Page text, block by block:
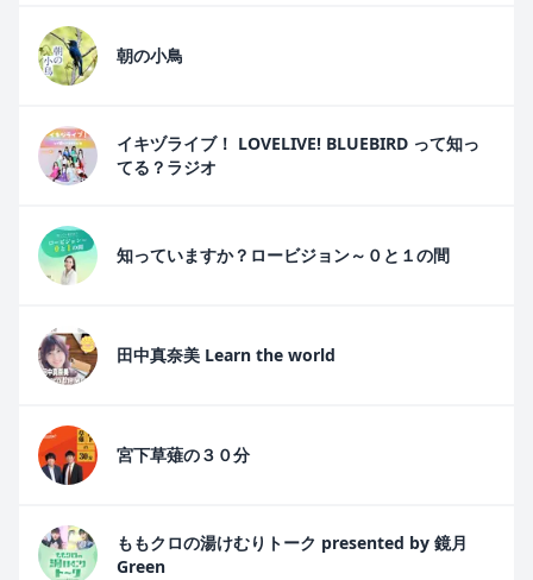
朝の小鳥
イキヅライブ！ LOVELIVE! BLUEBIRD って知っ
てる？ラジオ
知っていますか？ロービジョン～０と１の間
田中真奈美 Learn the world
宮下草薙の３０分
ももクロの湯けむりトーク presented by 鏡月
Green